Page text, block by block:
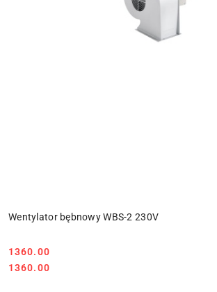
Wentylator bębnowy WBS-2 230V
Cena:
1360.00
Cena:
1360.00